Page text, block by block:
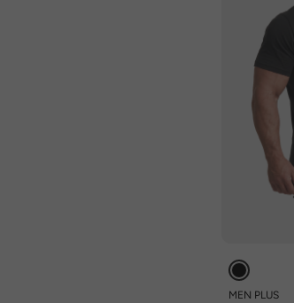
MEN PLUS